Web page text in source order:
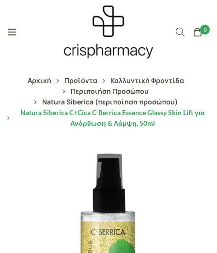
0
Αρχική Προϊόντα
Καλλυντική Φροντίδα
Περιποιήση Προσώπου
Natura Siberica (περιποίηση προσώπου)
Natura Siberica C+Cica C-Berrica Essence Glassy Skin Lift για
Ανόρθωση & Λάμψη, 50ml